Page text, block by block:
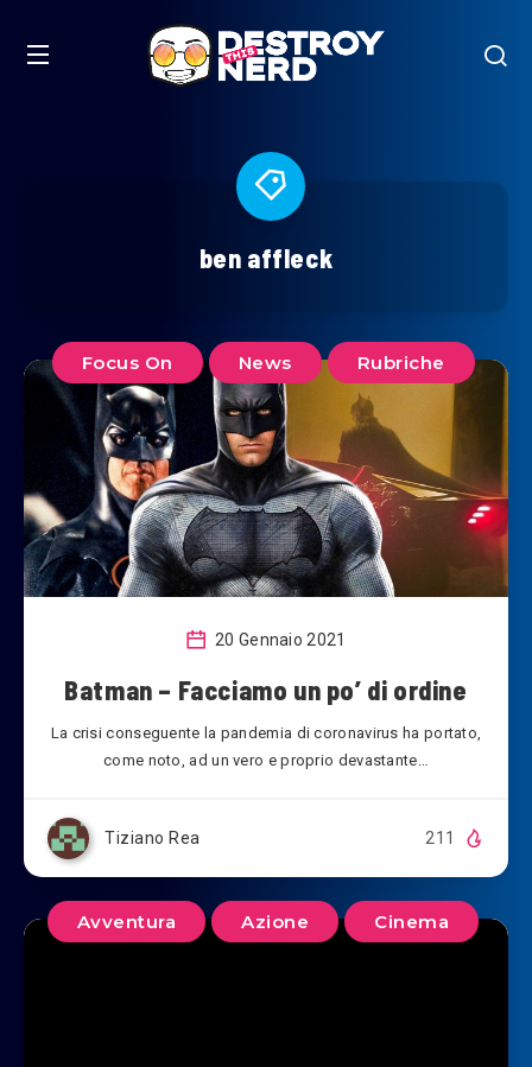
ben affleck
Focus On News Rubriche
20 Gennaio 2021
Batman – Facciamo un po’ di ordine
La crisi conseguente la pandemia di coronavirus ha portato,
come noto, ad un vero e proprio devastante…
Tiziano Rea 211
Avventura Azione Cinema